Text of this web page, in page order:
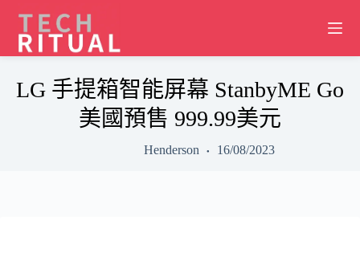
content
LG 手提箱智能屏幕 StanbyME Go
美國預售 999.99美元
Henderson 16/08/2023